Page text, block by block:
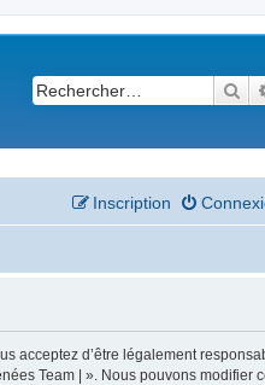
Inscription
acceptez d’être légalement
Team | ». Nous pouvons modifier